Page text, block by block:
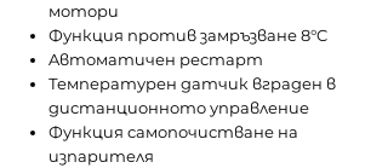
мотори
Функция против замръзване 8°C
Aвтоматичен рестарт
Температурен датчик вграден в
дистанционното управление
Функция самопочистване на
изпарителя